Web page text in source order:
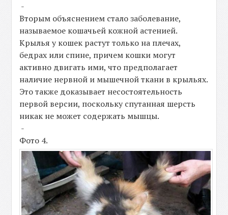
-
Вторым объяснением стало заболевание,
называемое кошачьей кожной астенией.
Крылья у кошек растут только на плечах,
бедрах или спине, причем кошки могут
активно двигать ими, что предполагает
наличие нервной и мышечной ткани в крыльях.
Это также доказывает несостоятельность
первой версии, поскольку спутанная шерсть
никак не может содержать мышцы.
-
Фото 4.